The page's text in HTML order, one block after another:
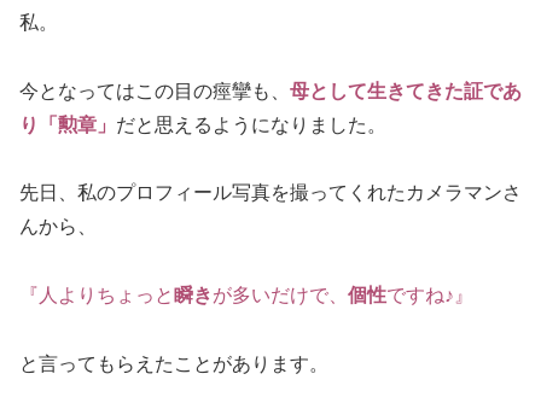
私。
今となってはこの目の痙攣も、 母として生きてきた証であ
り「勲章」 だと思えるようになりました。
先日、私のプロフィール写真を撮ってくれたカメラマンさ
んから、
『人よりちょっと瞬きが多いだけで、 個性ですね♪』
と言ってもらえたことがあります。